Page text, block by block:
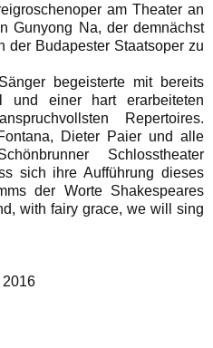
am Theater an
Gunyong Na, der demnächst
der Budapester Staatsoper zu
begeisterte mit bereits
und einer hart erarbeiteten
Repertoires.
Dieter Paier und alle
Schlosstheater
sich ihre Aufführung dieses
der Worte Shakespeares
with fairy grace, we will sing
2016